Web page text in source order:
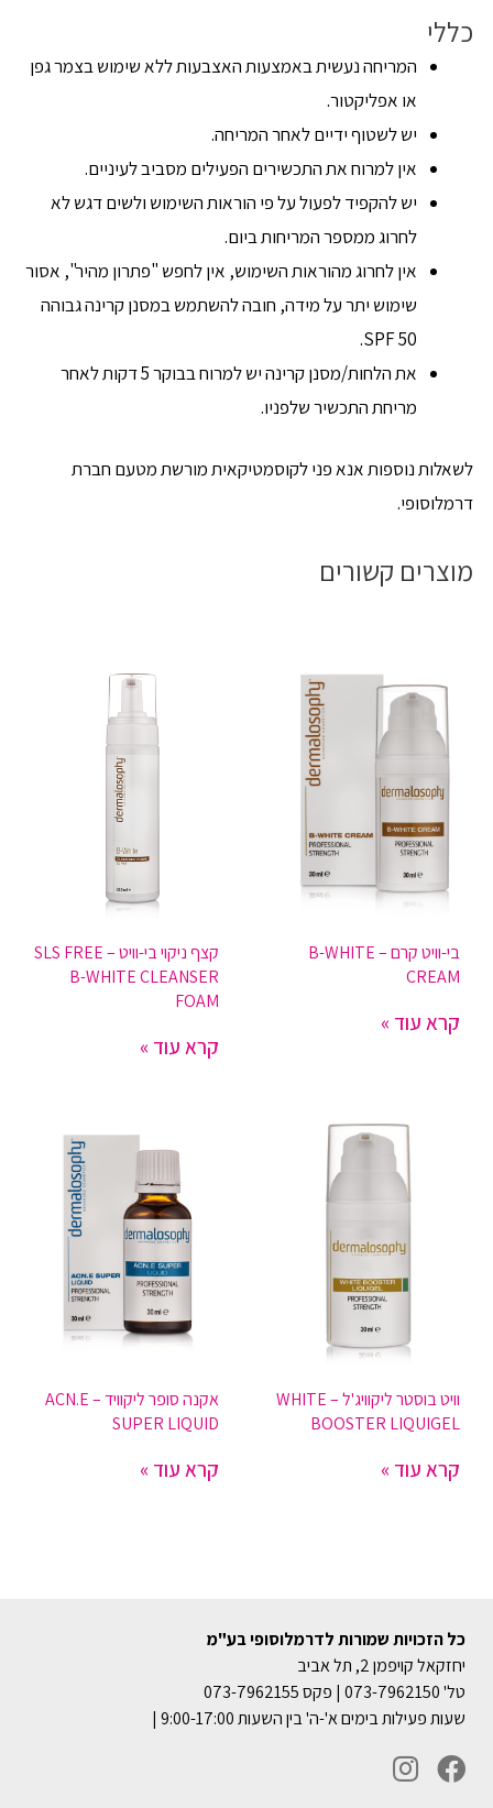
כללי
המריחה נעשית באמצעות האצבעות ללא שימוש בצמר גפן
או אפליקטור.
יש לשטוף ידיים לאחר המריחה.
אין למרוח את התכשירים הפעילים מסביב לעיניים.
יש להקפיד לפעול על פי הוראות השימוש ולשים דגש לא
לחרוג ממספר המריחות ביום.
אין לחרוג מהוראות השימוש, אין לחפש "פתרון מהיר", אסור
שימוש יתר על מידה, חובה להשתמש במסנן קרינה גבוהה
SPF 50.
את הלחות/מסנן קרינה יש למרוח בבוקר 5 דקות לאחר
מריחת התכשיר שלפניו.
לשאלות נוספות אנא פני לקוסמטיקאית מורשת מטעם חברת
דרמלוסופי.
מוצרים קשורים
בי-וויט קרם – B-WHITE
CREAM
קרא עוד »
קצף ניקוי בי-וויט SLS FREE –
B-WHITE CLEANSER
FOAM
קרא עוד »
וויט בוסטר ליקוויג'ל – WHITE
BOOSTER LIQUIGEL
קרא עוד »
אקנה סופר ליקוויד – ACN.E
SUPER LIQUID
קרא עוד »
כל הזכויות שמורות לדרמלוסופי בע"מ
יחזקאל קויפמן 2, תל אביב
טל' 073-7962150 | פקס 073-7962155
שעות פעילות בימים א'-ה' בין השעות 9:00-17:00 |